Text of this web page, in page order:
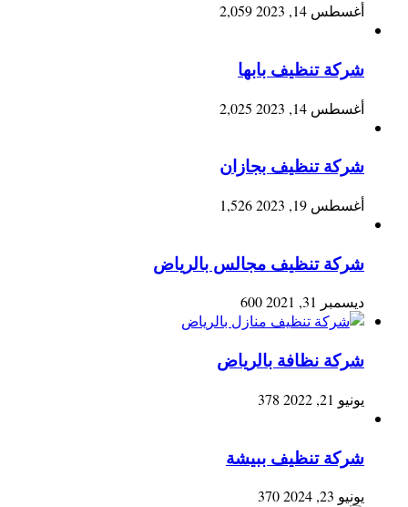
أغسطس 14, 2023 2,059
شركة تنظيف بابها
أغسطس 14, 2023 2,025
شركة تنظيف بجازان
أغسطس 19, 2023 1,526
شركة تنظيف مجالس بالرياض
ديسمبر 31, 2021 600
شركة نظافة بالرياض
يونيو 21, 2022 378
شركة تنظيف ببيشة
يونيو 23, 2024 370